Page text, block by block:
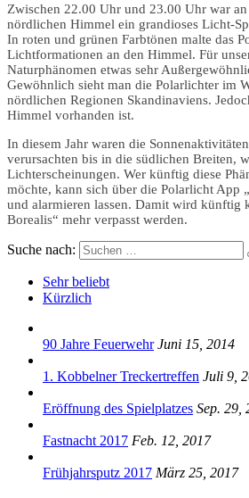
Zwischen 22.00 Uhr und 23.00 Uhr war
nördlichen Himmel ein grandioses Licht-
In roten und grünen Farbtönen malte das
Lichtformationen an den Himmel. Für
Naturphänomen etwas sehr
Gewöhnlich sieht man die Polarlichter im
nördlichen Regionen Skandinaviens.
Himmel vorhanden ist.
In diesem Jahr waren die
verursachten bis in die südlichen Breiten,
Lichterscheinungen. Wer künftig diese
möchte, kann sich über die Polarlicht App
und alarmieren lassen. Damit wird künftig
Borealis“ mehr verpasst werden.
Suche nach:
Sehr beliebt
Kürzlich
90 Jahre Feuerwehr Juni 15, 2014
1. Kobbelner Treckertreffen Juli 9,
Eröffnung des Spielplatzes Sep. 29,
Fastnacht 2017 Feb. 12, 2017
Frühjahrsputz 2017 März 25, 2017